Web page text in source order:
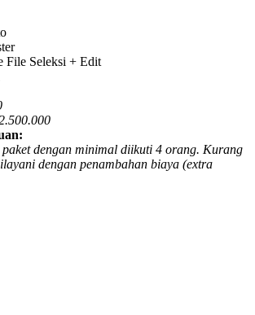
File Seleksi + Edit
dengan minimal diikuti 4 orang. Kurang
dengan penambahan biaya (extra